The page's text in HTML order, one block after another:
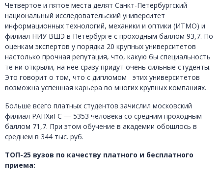
Четвертое и пятое места делят Санкт-Петербургский
национальный исследовательский университет
информационных технологий, механики и оптики (ИТМО) и
филиал НИУ ВШЭ в Петербурге с проходным баллом 93,7. По
оценкам экспертов у порядка 20 крупных университетов
настолько прочная репутация, что, какую бы специальность
те ни открыли, на нее сразу придут очень сильные студенты.
Это говорит о том, что с дипломом этих университетов
возможна успешная карьера во многих крупных компаниях.
Больше всего платных студентов зачислил московский
филиал РАНХиГС — 5353 человека со средним проходным
баллом 71,7. При этом обучение в академии обошлось в
среднем в 344 тыс. руб.
ТОП-25 вузов по качеству платного и бесплатного
приема: